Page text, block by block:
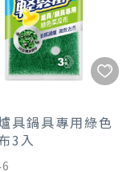
LLE親膚性
子，好沖洗不刺激不咬
善環境更安心
色料、螢光增白劑、甲
基苯酚、重金屬等潛在
「食品用洗潔劑衛生
品質有保障
具鍋具專用綠色
3入